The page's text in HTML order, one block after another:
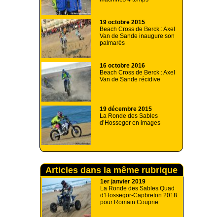
19 octobre 2015
Beach Cross de Berck : Axel
Van de Sande inaugure son
palmarès
16 octobre 2016
Beach Cross de Berck : Axel
Van de Sande récidive
19 décembre 2015
La Ronde des Sables
d’Hossegor en images
Articles dans la même rubrique
1er janvier 2019
La Ronde des Sables Quad
d’Hossegor-Capbreton 2018
pour Romain Couprie